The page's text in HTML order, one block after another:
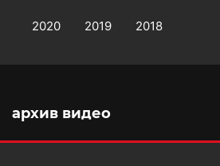
2020 2019 2018
архив видео